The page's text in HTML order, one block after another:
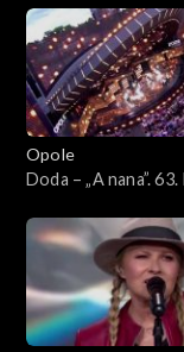
„Autobiografia.
Bogdana Olewicza”
Opole
Doda – „A nana”.
Jubileusz Bogdana